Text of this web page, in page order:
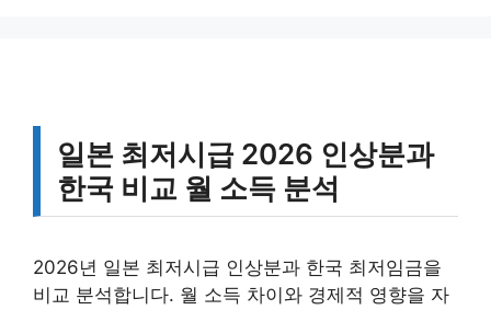
일본 최저시급 2026 인상분과
한국 비교 월 소득 분석
2026년 일본 최저시급 인상분과 한국 최저임금을
비교 분석합니다. 월 소득 차이와 경제적 영향을 자